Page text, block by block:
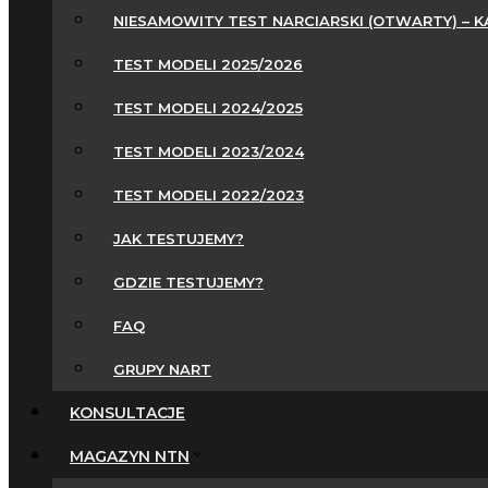
NIESAMOWITY TEST NARCIARSKI (OTWARTY) –
TEST MODELI 2025/2026
TEST MODELI 2024/2025
TEST MODELI 2023/2024
TEST MODELI 2022/2023
JAK TESTUJEMY?
GDZIE TESTUJEMY?
FAQ
GRUPY NART
KONSULTACJE
MAGAZYN NTN